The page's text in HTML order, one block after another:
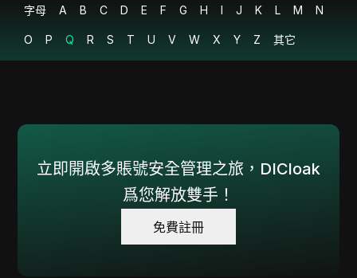
字母 A B C D E F G H I J K L M N
O P Q R S T U V W X Y Z 其它
立即開啟多賬號安全管理之旅，DICloak
爲您解放雙手！
免費註冊